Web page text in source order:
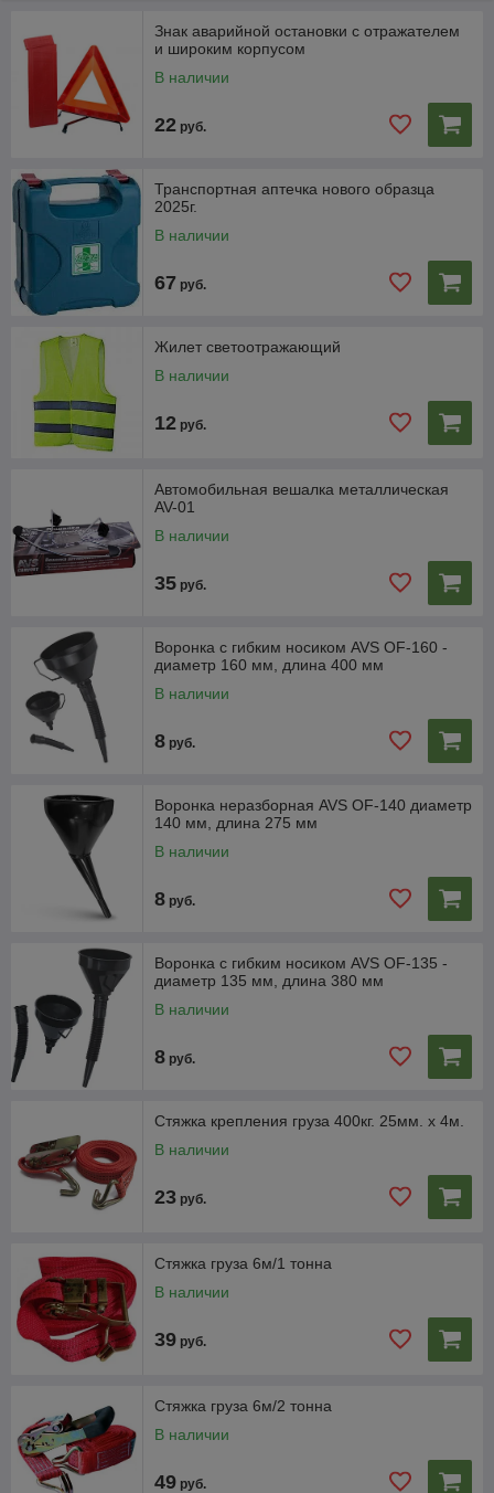
Знак аварийной остановки с отражателем
и широким корпусом
В наличии
22 руб.
Транспортная аптечка нового образца
2025г.
В наличии
67 руб.
Жилет светоотражающий
В наличии
12 руб.
Автомобильная вешалка металлическая
AV-01
В наличии
35 руб.
Воронка с гибким носиком AVS OF-160 -
диаметр 160 мм, длина 400 мм
В наличии
8 руб.
Воронка неразборная AVS OF-140 диаметр
140 мм, длина 275 мм
В наличии
8 руб.
Воронка с гибким носиком AVS OF-135 -
диаметр 135 мм, длина 380 мм
В наличии
8 руб.
Стяжка крепления груза 400кг. 25мм. х 4м.
В наличии
23 руб.
Стяжка груза 6м/1 тонна
В наличии
39 руб.
Стяжка груза 6м/2 тонна
В наличии
49 руб.